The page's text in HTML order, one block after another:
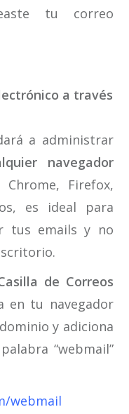
tu correo
a través
a administrar
navegador
Firefox,
es ideal para
tus emails y no
de Correos
en tu navegador
y adiciona
“webmail”
webmail